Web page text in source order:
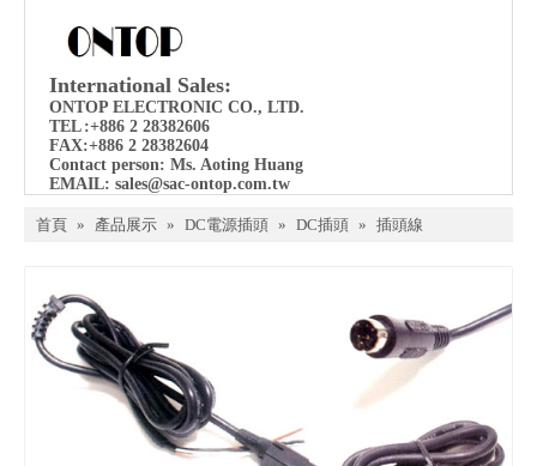
International Sales:
ONTOP ELECTRONIC CO., LTD.
TEL :+886 2 28382606
FAX:+886 2 28382604
Contact person: Ms. Aoting Huang
EMAIL: sales@sac-ontop.com.tw
首頁 » 產品展示 » DC電源插頭 » DC插頭 » 插頭線